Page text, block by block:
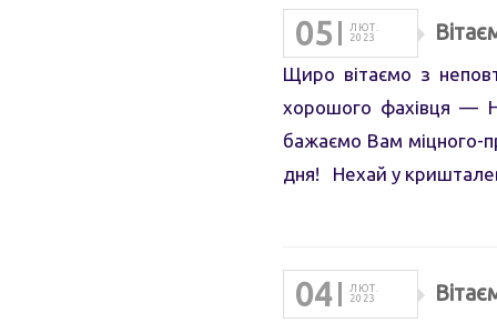
05
ЛЮТ.
2023
Щиро вітаємо з
хорошого фахівця —
бажаємо Вам міцного-
дня! Нехай у
04
ЛЮТ.
2023